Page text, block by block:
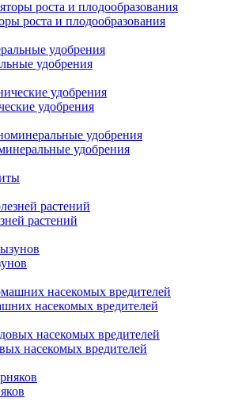
роста и плодообразования
удобрения
удобрения
удобрения
растений
насекомых вредителей
насекомых вредителей